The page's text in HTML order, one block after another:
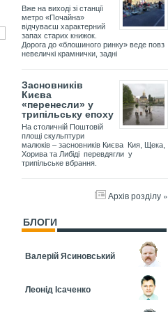
Вже на виході зі станції
метро «Почайна»
відчуваєш характерний
запах старих книжок.
Дорога до «блошиного ринку» веде повз
невеличкі крамнички, задні
Засновників
Києва
«перенесли» у
трипільську епоху
На столичній Поштовій
площі скульптури
малюків – засновників Києва Кия, Щека,
Хорива та Либіді перевдягли у
трипільське вбрання.
Архів розділу »
БЛОГИ
Валерій Ясиновський
Леонід Ісаченко